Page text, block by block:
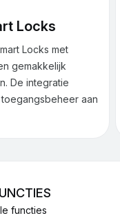
Locks
Locks met
gemakkelijk
De integratie
aan
functies